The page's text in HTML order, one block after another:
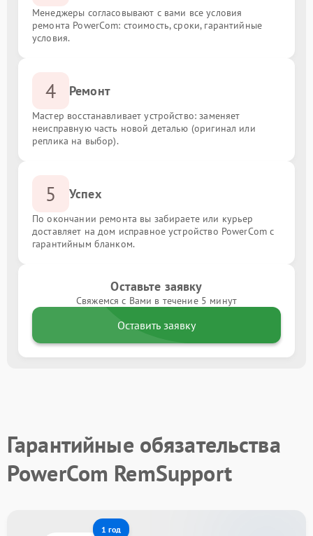
Менеджеры согласовывают с вами все условия
ремонта PowerCom: стоимость, сроки, гарантийные
условия.
4 Ремонт
Мастер восстанавливает устройство: заменяет
неисправную часть новой деталью (оригинал или
реплика на выбор).
5 Успех
По окончании ремонта вы забираете или курьер
доставляет на дом исправное устройство PowerCom с
гарантийным бланком.
Оставьте заявку
Свяжемся с Вами в течение 5 минут
Оставить заявку
Гарантийные обязательства
PowerCom RemSupport
1 год